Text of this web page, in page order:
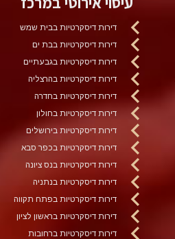
דירות דיסקרטיות בבית שמש
דירות דיסקרטיות בבת ים
דירות דיסקרטיות בגבעתיים
דירות דיסקרטיות בהרצליה
דירות דיסקרטיות בחדרה
דירות דיסקרטיות בחולון
דירות דיסקרטיות בירושלים
דירות דיסקרטיות בכפר סבא
דירות דיסקרטיות בנס ציונה
דירות דיסקרטיות בנתניה
דירות דיסקרטיות בפתח תקווה
דירות דיסקרטיות בראשון לציון
דירות דיסקרטיות ברחובות